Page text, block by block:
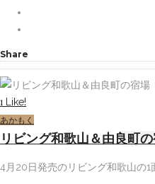
Share
1 Like!
あかもく
リビング和歌山＆由良町の
4月20日発売のリビング和歌山の